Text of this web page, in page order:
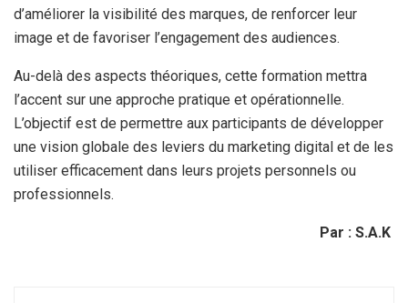
d’améliorer la visibilité des marques, de renforcer leur
image et de favoriser l’engagement des audiences.
Au-delà des aspects théoriques, cette formation mettra
l’accent sur une approche pratique et opérationnelle.
L’objectif est de permettre aux participants de développer
une vision globale des leviers du marketing digital et de les
utiliser efficacement dans leurs projets personnels ou
professionnels.
Par : S.A.K